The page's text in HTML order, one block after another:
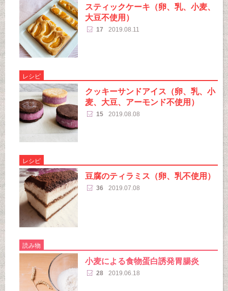
スティックケーキ（卵、乳、小麦、
大豆不使用）
17 2019.08.11
レシピ
クッキーサンドアイス（卵、乳、小
麦、大豆、アーモンド不使用）
15 2019.08.08
レシピ
豆腐のティラミス（卵、乳不使用）
36 2019.07.08
読み物
小麦による食物蛋白誘発胃腸炎
28 2019.06.18